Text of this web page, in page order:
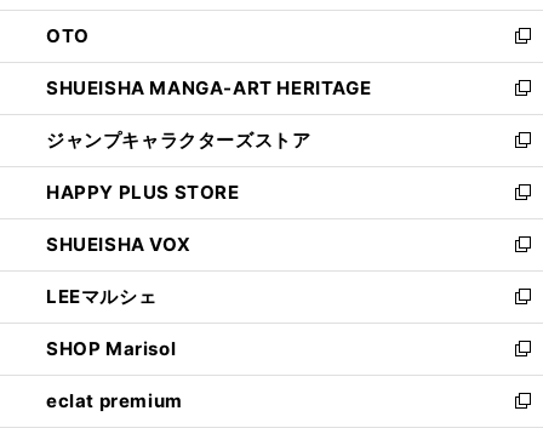
ウ
で
開
く
ン
ド
ウ
で
開
く
OTO
新
し
い
ウ
ィ
ン
ド
ウ
で
開
く
SHUEISHA MANGA-ART HERITAGE
新
し
い
ウ
ィ
ン
ド
ウ
で
開
く
ジャンプキャラクターズストア
新
し
い
ウ
ィ
ン
ド
ウ
で
開
く
HAPPY PLUS STORE
新
し
い
ウ
ィ
ン
ド
ウ
で
SHUEISHA VOX
新
し
い
ウ
ィ
ン
ド
LEEマルシェ
新
し
い
ウ
ィ
SHOP Marisol
新
し
い
eclat premium
新